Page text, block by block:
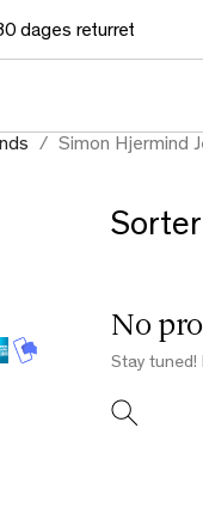
dages returret
Simon Hjermind
No
Stay tuned!